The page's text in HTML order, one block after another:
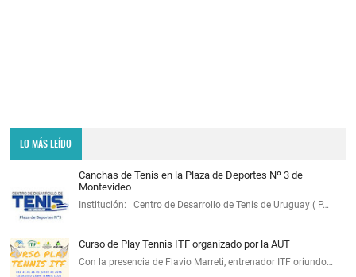
LO MÁS LEÍDO
Canchas de Tenis en la Plaza de Deportes Nº 3 de
Montevideo
Institución: Centro de Desarrollo de Tenis de Uruguay ( P…
Curso de Play Tennis ITF organizado por la AUT
Con la presencia de Flavio Marreti, entrenador ITF oriundo…